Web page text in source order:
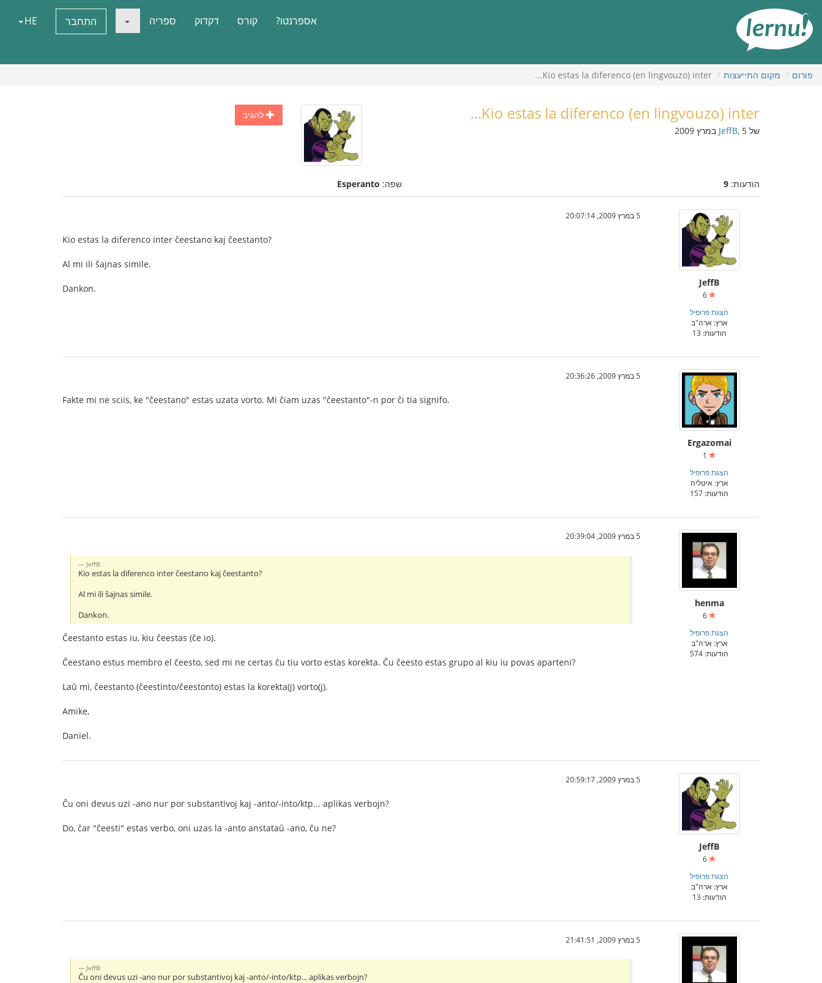
העניינים
אספרנטו? קורס דקדוק ספריה התחבר HE
פורום מקום התייעצות Kio estas la diferenco (en lingvouzo) inter...
להגיב Kio estas la diferenco (en lingvouzo) inter...
של JeffB, 5 במרץ 2009
הודעות: 9 שפה: Esperanto
JeffB
6
הצגת פרופיל
ארץ: ארה"ב
הודעות: 13
5 במרץ 2009, 20:07:14
Kio estas la diferenco inter ĉeestano kaj ĉeestanto?
Al mi ili ŝajnas simile.
Dankon.
Ergazomai
הצגת פרופיל
ארץ: איטליה
הודעות: 157
5 במרץ 2009, 20:36:26
Fakte mi ne sciis, ke "ĉeestano" estas uzata vorto. Mi ĉiam uzas "ĉeestanto"-n por ĉi tia signifo.
henma
6
הצגת פרופיל
ארץ: ארה"ב
הודעות: 574
5 במרץ 2009, 20:39:04
JeffB:
Kio estas la diferenco inter ĉeestano kaj ĉeestanto?
Al mi ili ŝajnas simile.
Dankon.
Ĉeestanto estas iu, kiu ĉeestas (ĉe io).
Ĉeestano estus membro el ĉeesto, sed mi ne certas ĉu tiu vorto estas korekta. Ĉu ĉeesto estas grupo al kiu iu povas aparteni?
Laŭ mi, ĉeestanto (ĉeestinto/ĉeestonto) estas la korekta(j) vorto(j).
Amike,
Daniel.
JeffB
6
הצגת פרופיל
ארץ: ארה"ב
הודעות: 13
5 במרץ 2009, 20:59:17
Ĉu oni devus uzi -ano nur por substantivoj kaj -anto/-into/ktp... aplikas verbojn?
Do, ĉar "ĉeesti" estas verbo, oni uzas la -anto anstataŭ -ano, ĉu ne?
5 במרץ 2009, 21:41:51
JeffB:
Ĉu oni devus uzi -ano nur por substantivoj kaj -anto/-into/ktp... aplikas verbojn?